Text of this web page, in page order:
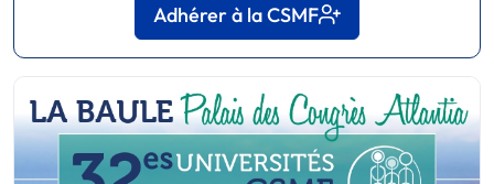
Adhérer à la CSMF